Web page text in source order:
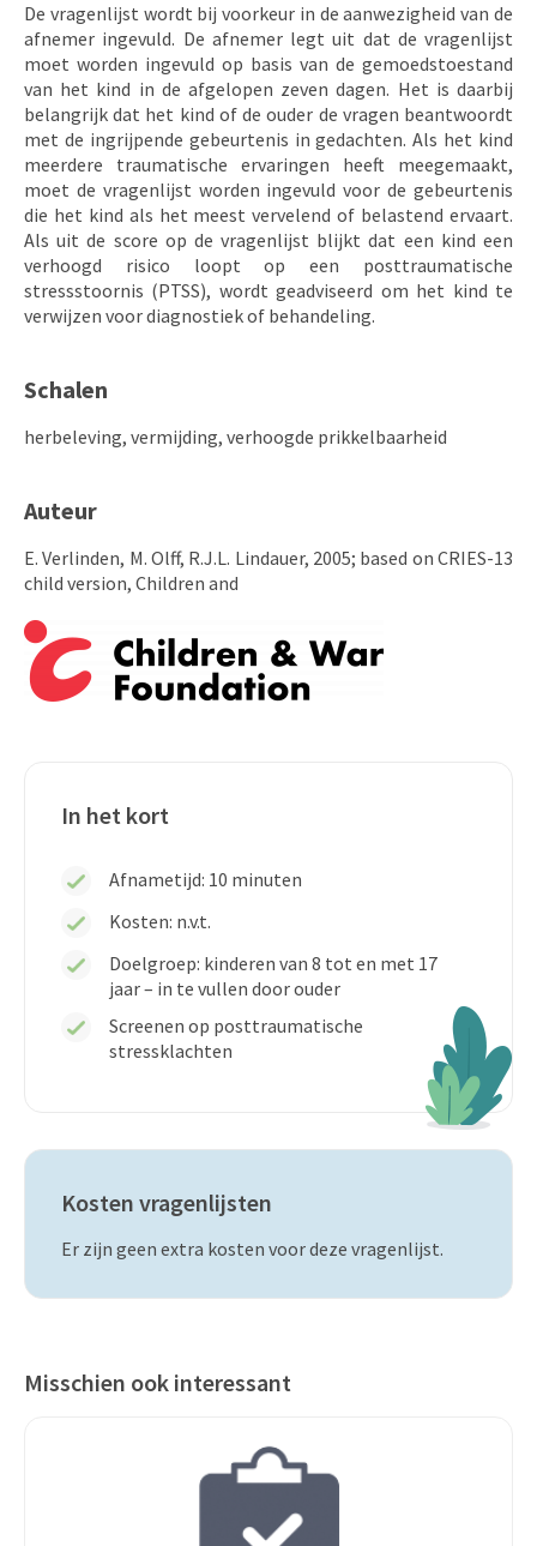
De vragenlijst wordt bij voorkeur in de aanwezigheid van de
afnemer ingevuld. De afnemer legt uit dat de vragenlijst
moet worden ingevuld op basis van de gemoedstoestand
van het kind in de afgelopen zeven dagen. Het is daarbij
belangrijk dat het kind of de ouder de vragen beantwoordt
met de ingrijpende gebeurtenis in gedachten. Als het kind
meerdere traumatische ervaringen heeft meegemaakt,
moet de vragenlijst worden ingevuld voor de gebeurtenis
die het kind als het meest vervelend of belastend ervaart.
Als uit de score op de vragenlijst blijkt dat een kind een
verhoogd risico loopt op een posttraumatische
stressstoornis (PTSS), wordt geadviseerd om het kind te
verwijzen voor diagnostiek of behandeling.
Schalen
herbeleving, vermijding, verhoogde prikkelbaarheid
Auteur
E. Verlinden, M. Olff, R.J.L. Lindauer, 2005; based on CRIES-13
child version, Children and
In het kort
Afnametijd: 10 minuten
Kosten: n.v.t.
Doelgroep: kinderen van 8 tot en met 17
jaar – in te vullen door ouder
Screenen op posttraumatische
stressklachten
Kosten vragenlijsten
Er zijn geen extra kosten voor deze vragenlijst.
Misschien ook interessant